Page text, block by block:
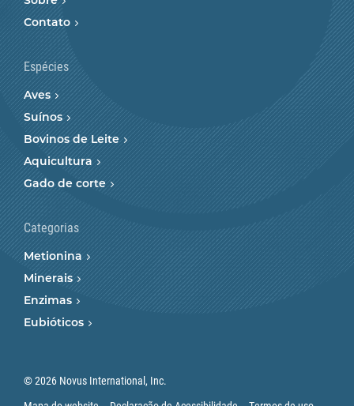
Contato
Espécies
Aves
Suínos
Bovinos de Leite
Aquicultura
Gado de corte
Categorias
Metionina
Minerais
Enzimas
Eubióticos
© 2026 Novus International, Inc.